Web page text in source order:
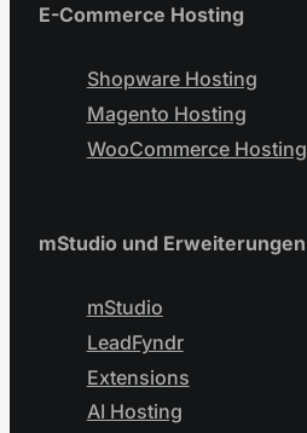
E-Commerce Hosting
Shopware Hosting
Magento Hosting
WooCommerce Hosting
mStudio und Erweiterungen
mStudio
LeadFyndr
Extensions
AI Hosting